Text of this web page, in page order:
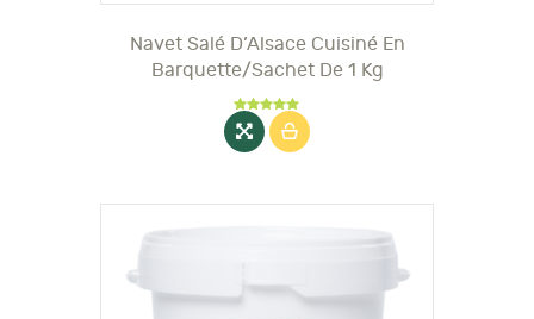
Navet Salé D’Alsace Cuisiné En
Barquette/sachet De 1 Kg
Note
5.00
sur 5